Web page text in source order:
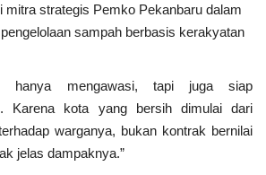
mitra strategis Pemko Pekanbaru dalam
sampah berbasis kerakyatan
hanya mengawasi, tapi juga siap
Karena kota yang bersih dimulai dari
warganya, bukan kontrak bernilai
jelas dampaknya.”